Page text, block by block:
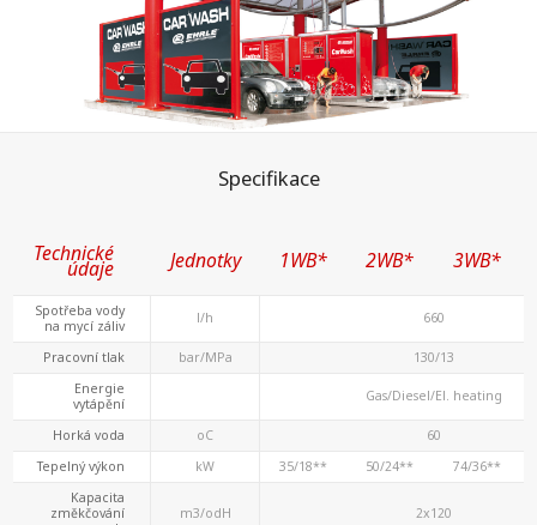
Specifikace
Technické
údaje Jednotky 1WB* 2WB* 3WB*
Spotřeba vody
na mycí záliv
l/h 660
Pracovní tlak bar/MPa
130/13
Energie
vytápění
Gas/Diesel/El. heating
Horká voda oC
60
Tepelný výkon
kW 35/18** 50/24**
74/36**
Kapacita
změkčování
m3/odH 2x120